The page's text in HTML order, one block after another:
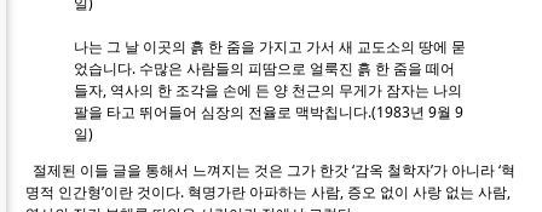
나는 그 날 이곳의 흙 한 줌을 가지고 가서 새 교도소의 땅에 묻
었습니다. 수많은 사람들의 피땀으로 얼룩진 흙 한 줌을 떼어
들자, 역사의 한 조각을 손에 든 양 천근의 무게가 잠자는 나의
팔을 타고 뛰어들어 심장의 전율로 맥박칩니다.(1983년 9월 9
일)
절제된 이들 글을 통해서 느껴지는 것은 그가 한갓 ‘감옥 철학자’가 아니라 ‘혁
명적 인간형’이란 것이다. 혁명가란 아파하는 사람, 증오 없이 사랑 없는 사람,